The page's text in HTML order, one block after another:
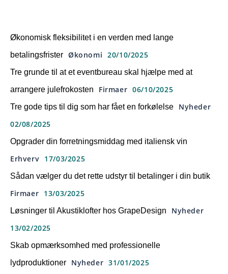
Økonomisk fleksibilitet i en verden med lange
betalingsfrister Økonomi 20/10/2025
Tre grunde til at et eventbureau skal hjælpe med at
arrangere julefrokosten
Firmaer 06/10/2025
Tre gode tips til dig som har fået en forkølelse
Nyheder
02/08/2025
Opgrader din forretningsmiddag med italiensk vin
Erhverv 17/03/2025
Sådan vælger du det rette udstyr til betalinger i din butik
Firmaer 13/03/2025
Løsninger til Akustiklofter hos GrapeDesign
Nyheder
13/02/2025
Skab opmærksomhed med professionelle
lydproduktioner
Nyheder 31/01/2025